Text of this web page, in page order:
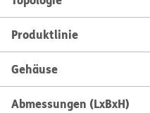
Produktlinie
Gehäuse
Abmessungen (LxBxH)